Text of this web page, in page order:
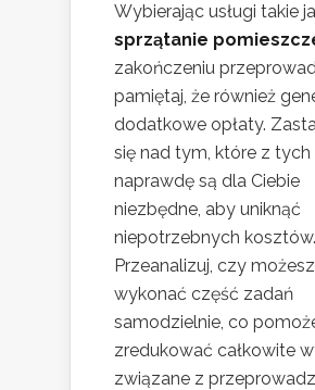
Wybierając usługi takie
sprzątanie
zakończeniu
pamiętaj, że również
dodatkowe opłaty.
się nad tym, które z tych
naprawdę są dla Ciebie
niezbędne, aby uniknąć
niepotrzebnych kosztów.
Przeanalizuj, czy możesz
wykonać część zadań
samodzielnie, co
zredukować całkowite
związane z